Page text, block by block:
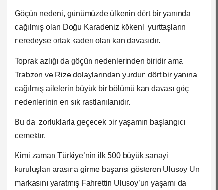
Göçün nedeni, günümüzde ülkenin dört bir yanında
dağılmış olan Doğu Karadeniz kökenli yurttaşların
neredeyse ortak kaderi olan kan davasıdır.
Toprak azlığı da göçün nedenlerinden biridir ama
Trabzon ve Rize dolaylarından yurdun dört bir yanına
dağılmış ailelerin büyük bir bölümü kan davası göç
nedenlerinin en sık rastlanılanıdır.
Bu da, zorluklarla geçecek bir yaşamın başlangıcı
demektir.
Kimi zaman Türkiye’nin ilk 500 büyük sanayi
kuruluşları arasına girme başarısı gösteren Ulusoy Un
markasını yaratmış Fahrettin Ulusoy’un yaşamı da